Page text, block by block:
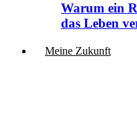
Warum ein
das Leben
Meine Zukunft